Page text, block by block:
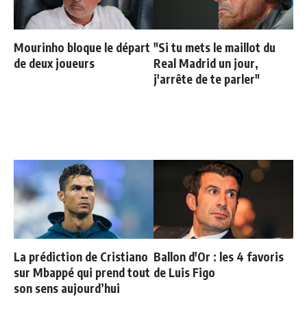
Mourinho bloque le départ
de deux joueurs
"Si tu mets le maillot du
Real Madrid un jour,
j'arrête de te parler"
La prédiction de Cristiano
sur Mbappé qui prend tout
son sens aujourd’hui
Ballon d'Or : les 4 favoris
de Luis Figo